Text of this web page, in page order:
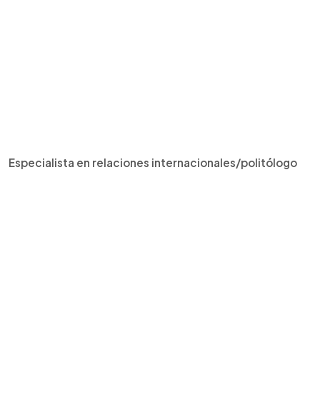
Especialista en relaciones internacionales/politólogo